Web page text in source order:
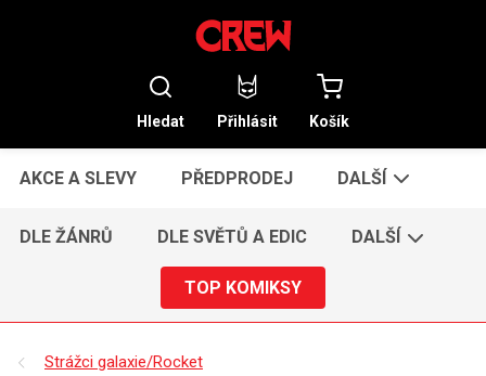
Hledat Přihlásit Košík
AKCE A SLEVY PŘEDPRODEJ DALŠÍ
DLE ŽÁNRŮ DLE SVĚTŮ A EDIC DALŠÍ
TOP KOMIKSY
Strážci galaxie/Rocket